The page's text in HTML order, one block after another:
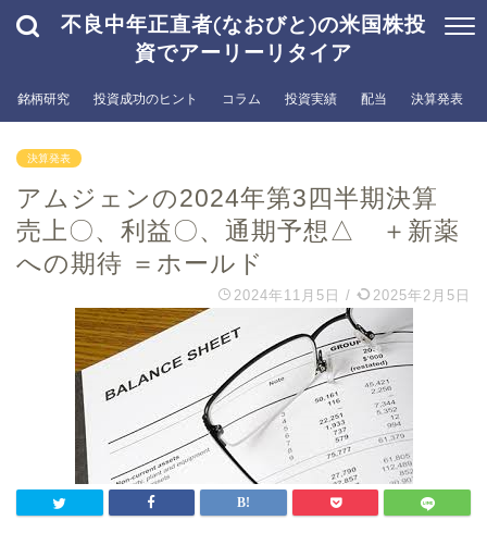
不良中年正直者(なおびと)の米国株投
資でアーリーリタイア
銘柄研究 投資成功のヒント コラム 投資実績 配当 決算発表
決算発表
アムジェンの2024年第3四半期決算
売上〇、利益〇、通期予想△ ＋新薬
への期待 ＝ホールド
2024年11月5日 / 2025年2月5日